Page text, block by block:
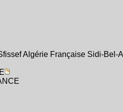
Algérie Française Sidi-Bel-